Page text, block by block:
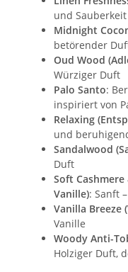
und Sauberkeit
Midnight
betörender
Oud Wood
Würziger Duft
Palo Santo:
inspiriert von
Relaxing
und
Sandalwood
Duft
Soft
Vanille): Sanft
Vanilla Breeze
Vanille
Woody Anti-
Holziger Duft,